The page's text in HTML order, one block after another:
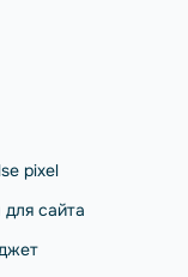
pixel
сайта